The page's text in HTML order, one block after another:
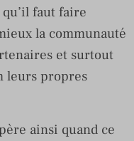
qu’il faut faire
la communauté
et surtout
leurs propres
ainsi quand ce